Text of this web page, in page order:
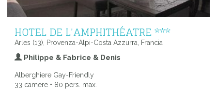
HOTEL DE L'AMPHITHÉATRE ***
Arles (13), Provenza-Alpi-Costa Azzurra, Francia
Philippe & Fabrice & Denis
Alberghiere Gay-Friendly
33 camere • 80 pers. max.